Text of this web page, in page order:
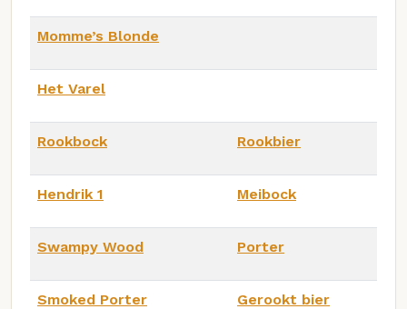
Momme’s Blonde
Het Varel
Rookbock Rookbier
Hendrik 1 Meibock
Swampy Wood Porter
Smoked Porter Gerookt bier